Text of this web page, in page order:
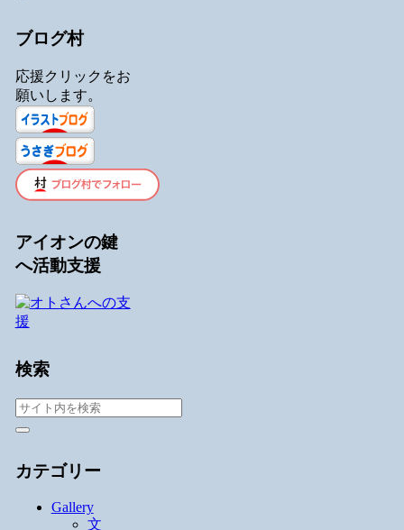
ブログ村
応援クリックをお
願いします。
アイオンの鍵
へ活動支援
検索
カテゴリー
Gallery
文